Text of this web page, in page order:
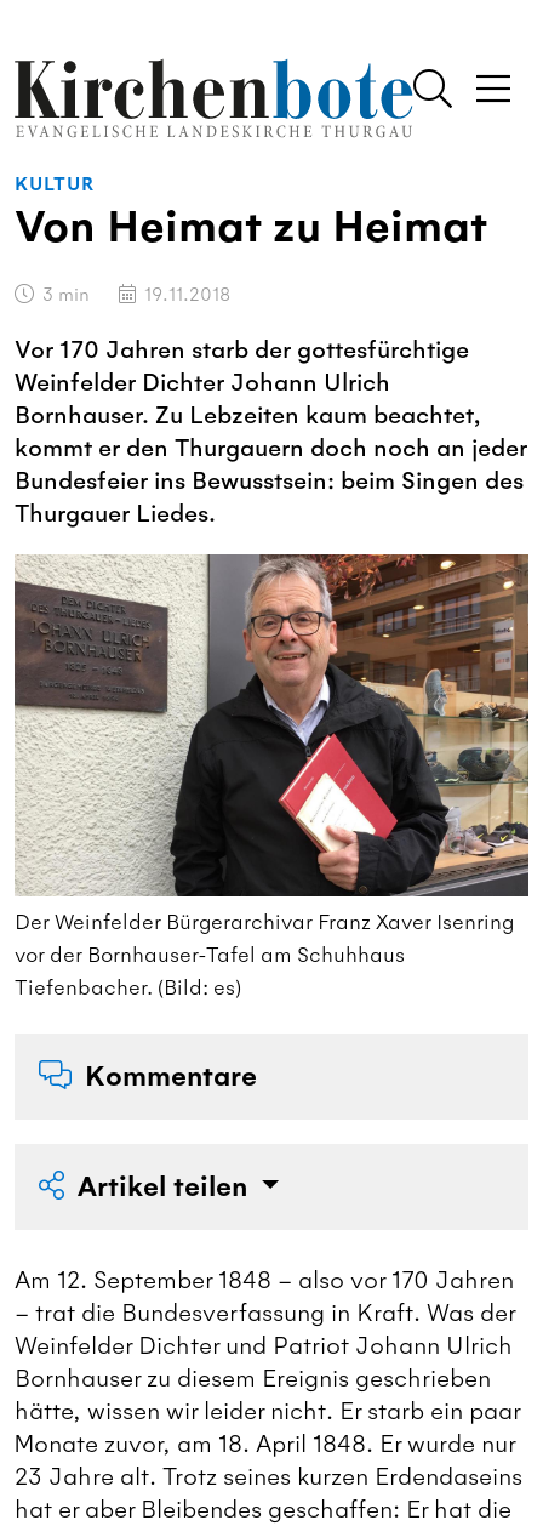
KULTUR
Von Heimat zu Heimat
3 min 19.11.2018
Vor 170 Jahren starb der gottesfürchtige
Weinfelder Dichter Johann Ulrich
Bornhauser. Zu Lebzeiten kaum beachtet,
kommt er den Thurgauern doch noch an jeder
Bundesfeier ins Bewusstsein: beim Singen des
Thurgauer Liedes.
Der Weinfelder Bürgerarchivar Franz Xaver Isenring
vor der Bornhauser-Tafel am Schuhhaus
Tiefenbacher. (Bild: es)
Kommentare
Artikel teilen
Am 12. September 1848 – also vor 170 Jahren
– trat die Bundesverfassung in Kraft. Was der
Weinfelder Dichter und Patriot Johann Ulrich
Bornhauser zu diesem Ereignis geschrieben
hätte, wissen wir leider nicht. Er starb ein paar
Monate zuvor, am 18. April 1848. Er wurde nur
23 Jahre alt. Trotz seines kurzen Erdendaseins
hat er aber Bleibendes geschaffen: Er hat die